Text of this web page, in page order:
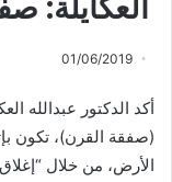
العكايلة:
01/06/2019
أكد الدكتور عبدالله
(صفقة القرن)، تكون
الأرض، من خلال